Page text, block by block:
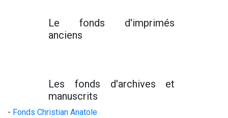
Le fonds d'imprimés
anciens
Les fonds d'archives et
manuscrits
- Fonds Christian Anatole